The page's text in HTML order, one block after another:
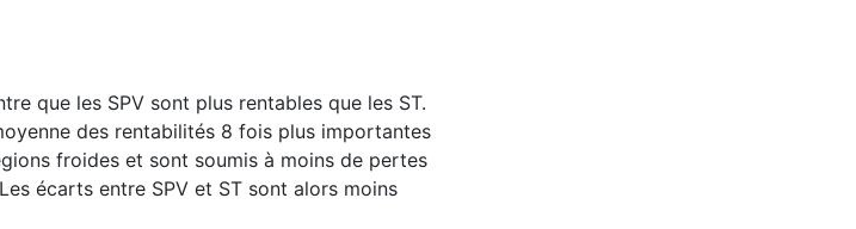
que les SPV sont plus rentables que les ST.
des rentabilités 8 fois plus importantes
froides et sont soumis à moins de pertes
écarts entre SPV et ST sont alors moins